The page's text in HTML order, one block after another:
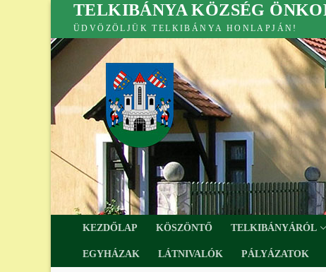
Ugrás
tartalomra
TELKIBÁNYA KÖZSÉG
ÜDVÖZÖLJÜK TELKIBÁNYA HONLAPJÁN!
KEZDŐLAP KÖSZÖNTŐ TELKIBÁNYÁRÓL
EGYHÁZAK LÁTNIVALÓK PÁLYÁZATOK